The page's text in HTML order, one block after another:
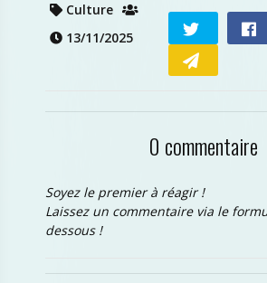
Culture
13/11/2025
0 commentaire
Soyez le premier à réagir !
Laissez un commentaire via le
dessous !